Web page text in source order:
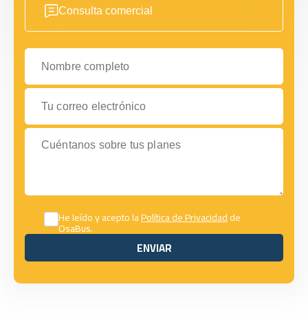
Consulta comercial
Nombre completo
Tu correo electrónico
Cuéntanos sobre tus planes
He leído y acepto laPolítica de Privacidadde
OsaBus.
ENVIAR
ENVIAR